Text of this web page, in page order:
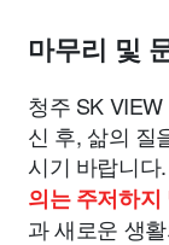
마무리 및
청주 SK
신 후, 삶의 질
시기 바랍니다.
의는 주저하
과 새로운 생